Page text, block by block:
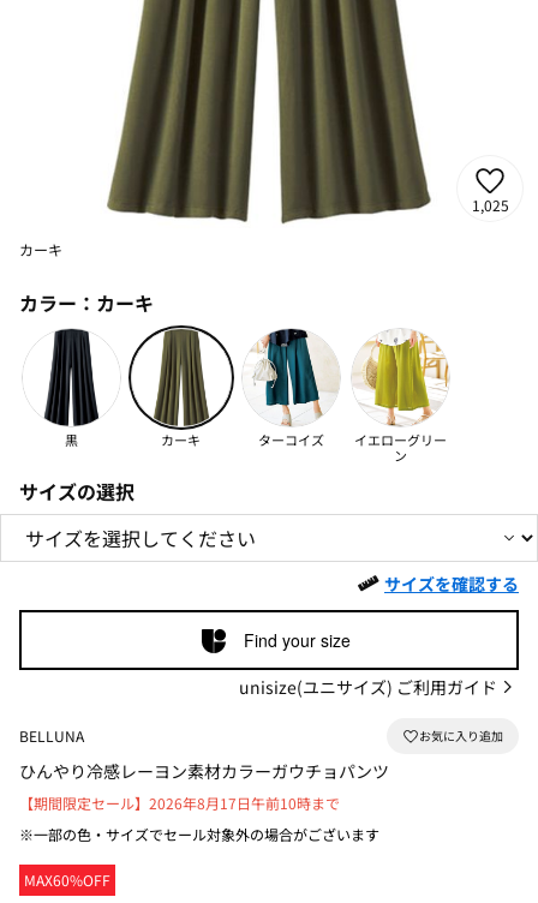
1,025
カーキ
カラー： カーキ
黒 カーキ ターコイズ
イエローグリー
ン
サイズの選択
サイズを確認する
Find your size
unisize(ユニサイズ) ご利用ガイド
BELLUNA
ひんやり冷感レーヨン素材カラーガウチョパンツ
MAX60%OFF
【期間限定セール】2026年8月17日午前10時まで
※一部の色・サイズでセール対象外の場合がございます